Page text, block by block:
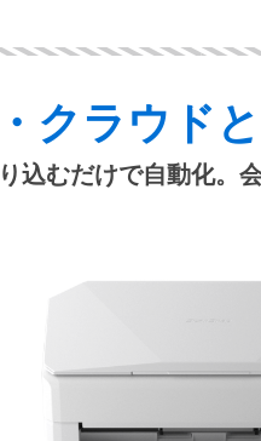
クラウドと
込むだけで自動化。